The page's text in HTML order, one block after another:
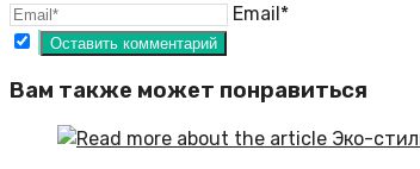
Email*
Вам также может понравиться